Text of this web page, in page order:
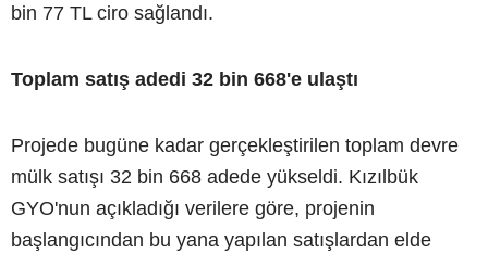
bin 77 TL ciro sağlandı.
Toplam satış adedi 32 bin 668'e ulaştı
Projede bugüne kadar gerçekleştirilen toplam devre
mülk satışı 32 bin 668 adede yükseldi. Kızılbük
GYO'nun açıkladığı verilere göre, projenin
başlangıcından bu yana yapılan satışlardan elde